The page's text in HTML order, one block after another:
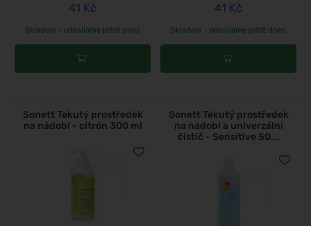
41 Kč
Skladem - odesíláme ještě dnes
41 Kč
Skladem - odesíláme ještě dnes
Sonett Tekutý prostředek
na nádobí - citrón 300 ml
Sonett Tekutý prostředek
na nádobí a univerzální
čistič - Sensitive 50...